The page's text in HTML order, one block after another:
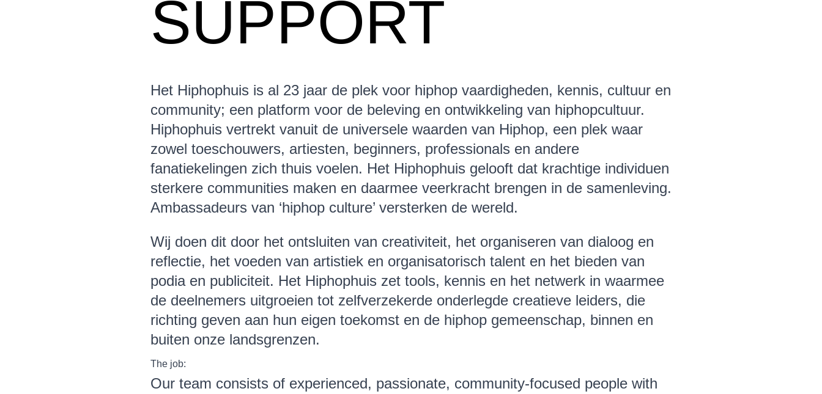
SUPPORT
Het Hiphophuis is al 23 jaar de plek voor hiphop vaardigheden, kennis, cultuur en
community; een platform voor de beleving en ontwikkeling van hiphopcultuur.
Hiphophuis vertrekt vanuit de universele waarden van Hiphop, een plek waar
zowel toeschouwers, artiesten, beginners, professionals en andere
fanatiekelingen zich thuis voelen. Het Hiphophuis gelooft dat krachtige individuen
sterkere communities maken en daarmee veerkracht brengen in de samenleving.
Ambassadeurs van ‘hiphop culture’ versterken de wereld.
Wij doen dit door het ontsluiten van creativiteit, het organiseren van dialoog en
reflectie, het voeden van artistiek en organisatorisch talent en het bieden van
podia en publiciteit. Het Hiphophuis zet tools, kennis en het netwerk in waarmee
de deelnemers uitgroeien tot zelfverzekerde onderlegde creatieve leiders, die
richting geven aan hun eigen toekomst en de hiphop gemeenschap, binnen en
buiten onze landsgrenzen.
The job:
Our team consists of experienced, passionate, community-focused people with